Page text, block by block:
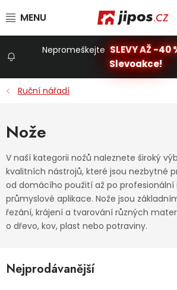
Stavba a dům
Dílna
Domácnost
Dětská hřiště
Nepromeškejte SLEVY AŽ -40
Slevoakce!
Ruční nářadí
Nože
V naší kategorii nožů naleznete široký
kvalitních nástrojů, které jsou nezbytné
od domácího použití až po profesionální
průmyslové aplikace. Nože jsou
řezání, krájení a tvarování různých
o dřevo, kov, plast nebo potraviny.
Nejprodávanější